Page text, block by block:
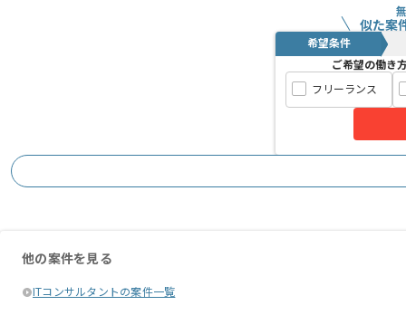
似た案
希望条件
ご希望の働き
フリーランス
他の案件を見る
ITコンサルタントの案件一覧